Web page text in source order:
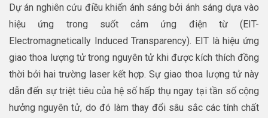
Dự án nghiên cứu điều khiển ánh sáng bởi ánh sáng dựa vào
hiệu ứng trong suốt cảm ứng điện từ (EIT-
Electromagnetically Induced Transparency). EIT là hiệu ứng
giao thoa lượng tử trong nguyên tử khi được kích thích đồng
thời bởi hai trường laser kết hợp. Sự giao thoa lượng tử này
dẫn đến sự triệt tiêu của hệ số hấp thụ ngay tại tần số cộng
hưởng nguyên tử, do đó làm thay đổi sâu sắc các tính chất